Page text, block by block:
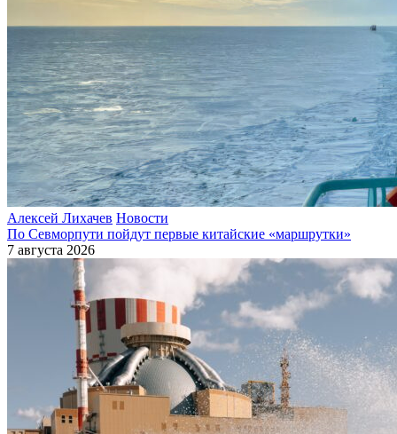
Алексей Лихачев Новости
По Севморпути пойдут первые китайские «маршрутки»
7 августа 2026